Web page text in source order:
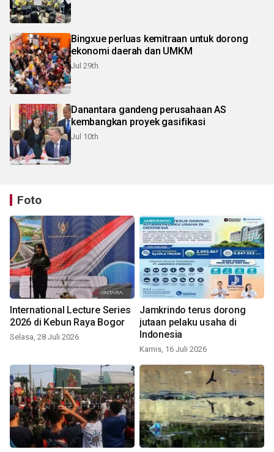
Bingxue perluas kemitraan untuk dorong
ekonomi daerah dan UMKM
Jul 29th
Danantara gandeng perusahaan AS
kembangkan proyek gasifikasi
Jul 10th
Foto
International Lecture Series
2026 di Kebun Raya Bogor
Selasa, 28 Juli 2026
Jamkrindo terus dorong
jutaan pelaku usaha di
Indonesia
Kamis, 16 Juli 2026